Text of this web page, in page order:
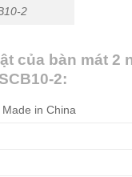
2
của bàn mát 2
2:
in China